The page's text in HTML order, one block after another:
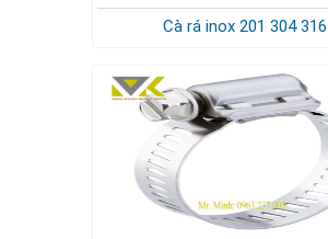
Cà rá inox 201 304 316